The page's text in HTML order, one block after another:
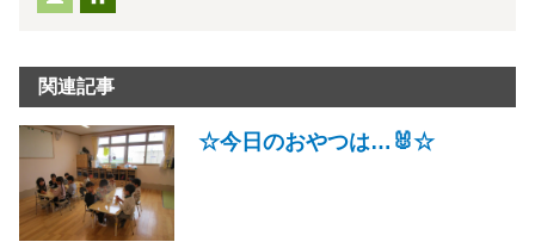
関連記事
☆今日のおやつは…🐰☆